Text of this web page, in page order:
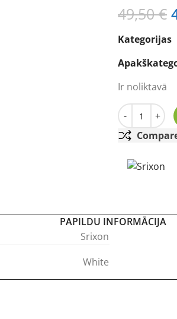
49,50€
Kategorijas
Ir noliktavā
-
Golfa +
PAPILDU INFORMĀCIJA
Srixon
White